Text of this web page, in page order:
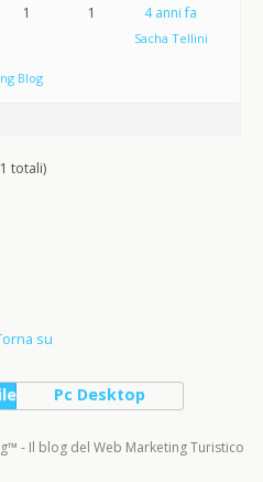
Blog
1 1 4 anni fa
Sacha Tellini
totali)
su
Pc Desktop
- Il blog del Web Marketing Turistico